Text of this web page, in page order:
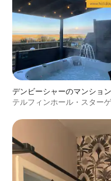
デンビーシャーのマンショ
テルフィンホール・スター